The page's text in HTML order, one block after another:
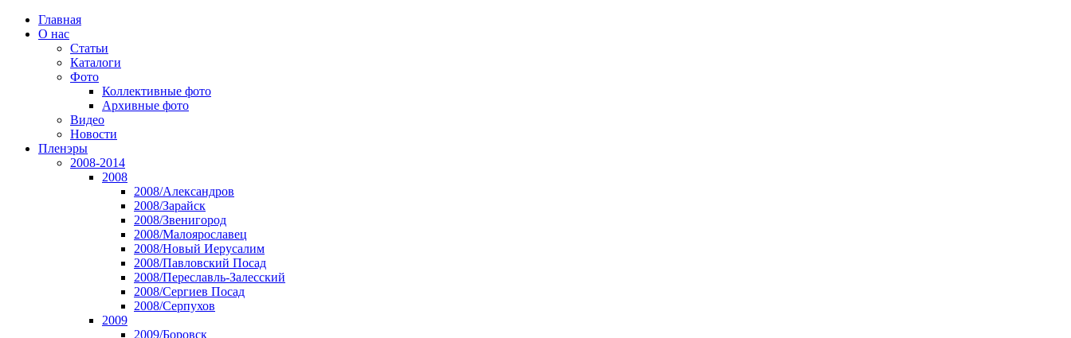
Главная
О нас
Статьи
Каталоги
Фото
Коллективные фото
Архивные фото
Видео
Новости
Пленэры
2008-2014
2008
2008/Александров
2008/Зарайск
2008/Звенигород
2008/Малоярославец
2008/Новый Иерусалим
2008/Павловский Посад
2008/Переславль-Залесский
2008/Сергиев Посад
2008/Серпухов
2009
2009/Боровск